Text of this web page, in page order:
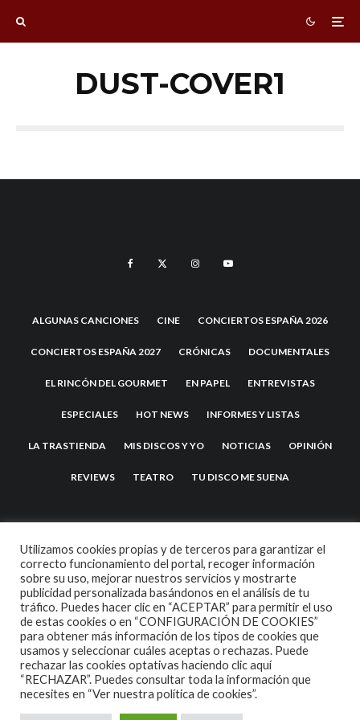
DUST-COVER1
ALGUNAS CANCIONES CINE CONCIERTOS ESPAÑA 2026
CONCIERTOS ESPAÑA 2027 CRÓNICAS DOCUMENTALES
EL RINCÓN DEL GOURMET EN PAPEL ENTREVISTAS
ESPECIALES HOT NEWS INFORMES Y LISTAS
LA TRASTIENDA MIS DISCOS Y YO NOTICIAS OPINIÓN
REVIEWS TEATRO TU DISCO ME SUENA
2007 COPYRIGHT -CODETIPITHEME
Utilizamos cookies propias y de terceros para garantizar el
correcto funcionamiento del portal, recoger información
sobre su uso, mejorar nuestros servicios y mostrarte
publicidad personalizada basándonos en el análisis de tu
tráfico. Puedes hacer clic en “ACEPTAR” para permitir el uso
de estas cookies o en “CONFIGURACIÓN DE COOKIES”
para obtener más información de los tipos de cookies que
usamos y seleccionar cuáles aceptas o rechazas. Puede
rechazar las cookies optativas haciendo clic aquí
“RECHAZAR”. Puedes consultar toda la información que
necesites en “Ver nuestra política de cookies”.